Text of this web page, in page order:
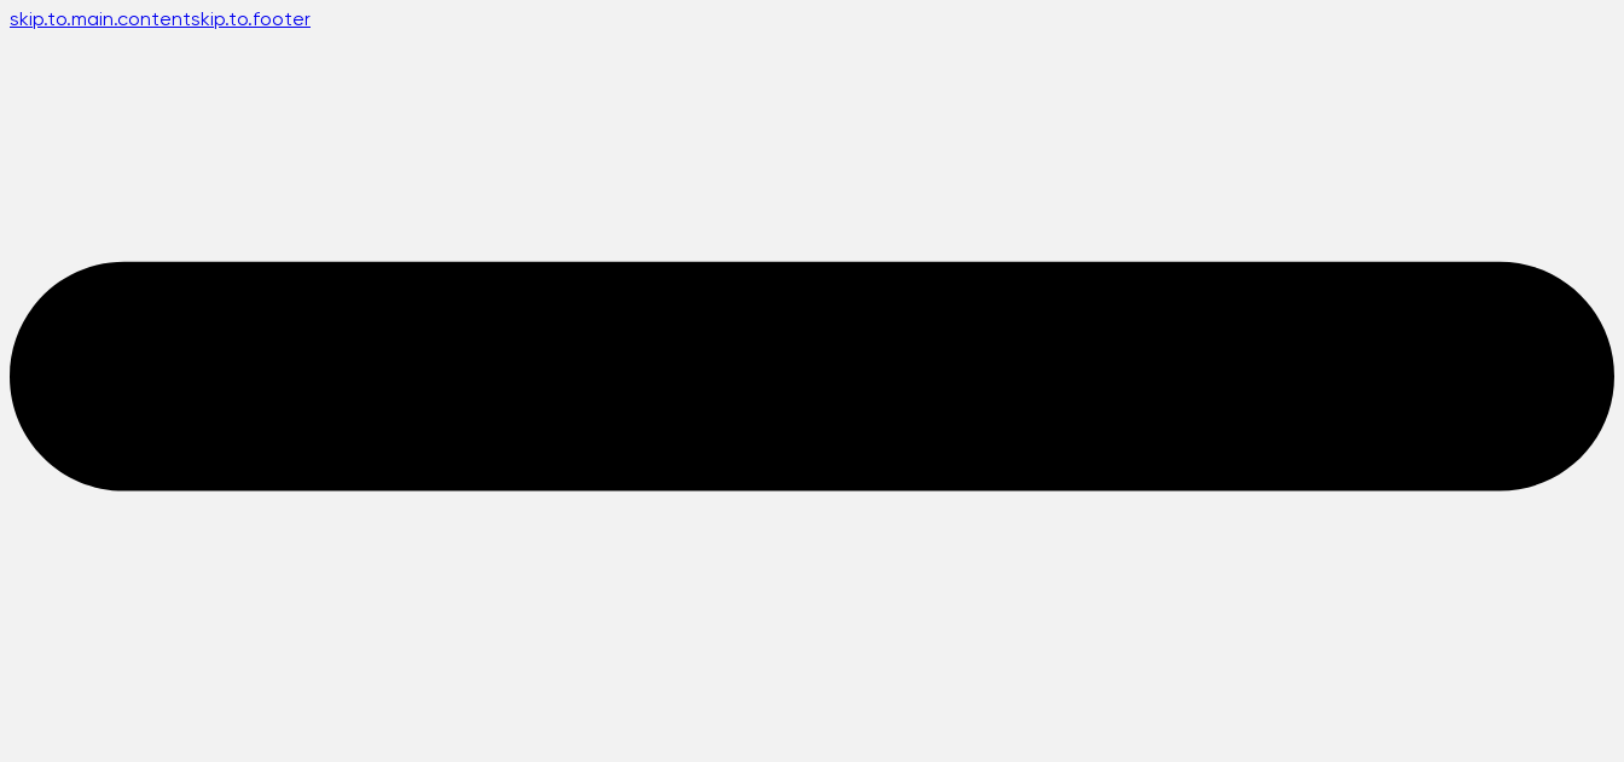
skip.to.main.contentskip.to.footer